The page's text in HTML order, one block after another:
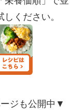
ください。
ジも公開中▼